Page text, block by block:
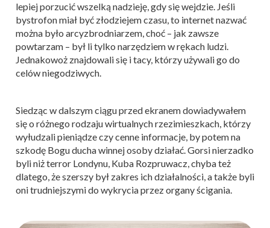
lepiej porzucić wszelką nadzieję, gdy się wejdzie. Jeśli
bystrofon miał być złodziejem czasu, to internet nazwać
można było arcyzbrodniarzem, choć – jak zawsze
powtarzam – był li tylko narzędziem w rękach ludzi.
Jednakowoż znajdowali się i tacy, którzy używali go do
celów niegodziwych.
Siedząc w dalszym ciągu przed ekranem dowiadywałem
się o różnego rodzaju wirtualnych rzezimieszkach, którzy
wyłudzali pieniądze czy cenne informacje, by potem na
szkodę Bogu ducha winnej osoby działać. Gorsi nierzadko
byli niż terror Londynu, Kuba Rozpruwacz, chyba też
dlatego, że szerszy był zakres ich działalności, a także byli
oni trudniejszymi do wykrycia przez organy ścigania.